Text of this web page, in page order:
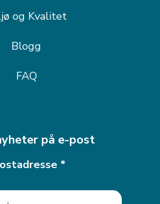
og Kvalitet
Blogg
FAQ
på e-post
*